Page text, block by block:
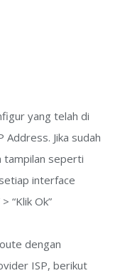
yang telah di
Jika sudah
tampilan seperti
interface
“Klik Ok”
dengan
ISP, berikut